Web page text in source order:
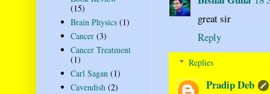
great sir
Reply
Replies
Pradip Deb
(15)
Brain Physics (1)
Cancer (3)
Cancer Treatment
(1)
Carl Sagan (1)
Cavendish (2)